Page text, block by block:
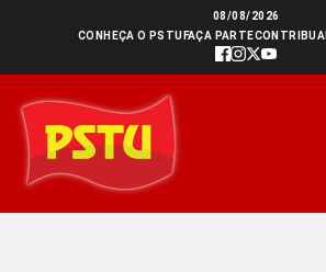
conteúdo
08/08/2026
CONHEÇA O PSTU FAÇA PARTECONTRIBUA